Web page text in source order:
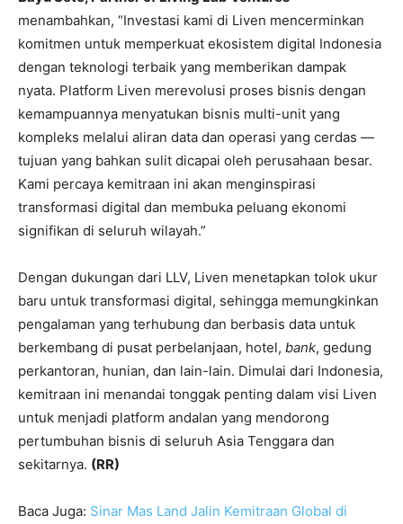
menambahkan, “Investasi kami di Liven mencerminkan
komitmen untuk memperkuat ekosistem digital Indonesia
dengan teknologi terbaik yang memberikan dampak
nyata. Platform Liven merevolusi proses bisnis dengan
kemampuannya menyatukan bisnis multi-unit yang
kompleks melalui aliran data dan operasi yang cerdas —
tujuan yang bahkan sulit dicapai oleh perusahaan besar.
Kami percaya kemitraan ini akan menginspirasi
transformasi digital dan membuka peluang ekonomi
signifikan di seluruh wilayah.”
Dengan dukungan dari LLV, Liven menetapkan tolok ukur
baru untuk transformasi digital, sehingga memungkinkan
pengalaman yang terhubung dan berbasis data untuk
berkembang di pusat perbelanjaan, hotel, bank, gedung
perkantoran, hunian, dan lain-lain. Dimulai dari Indonesia,
kemitraan ini menandai tonggak penting dalam visi Liven
untuk menjadi platform andalan yang mendorong
pertumbuhan bisnis di seluruh Asia Tenggara dan
sekitarnya. (RR)
Baca Juga: Sinar Mas Land Jalin Kemitraan Global di